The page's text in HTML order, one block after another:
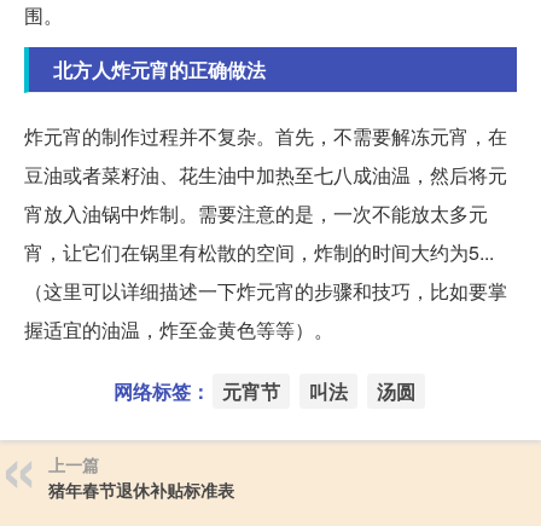
围。
北方人炸元宵的正确做法
炸元宵的制作过程并不复杂。首先，不需要解冻元宵，在
豆油或者菜籽油、花生油中加热至七八成油温，然后将元
宵放入油锅中炸制。需要注意的是，一次不能放太多元
宵，让它们在锅里有松散的空间，炸制的时间大约为5...
（这里可以详细描述一下炸元宵的步骤和技巧，比如要掌
握适宜的油温，炸至金黄色等等）。
网络标签： 元宵节 叫法 汤圆
上一篇
猪年春节退休补贴标准表